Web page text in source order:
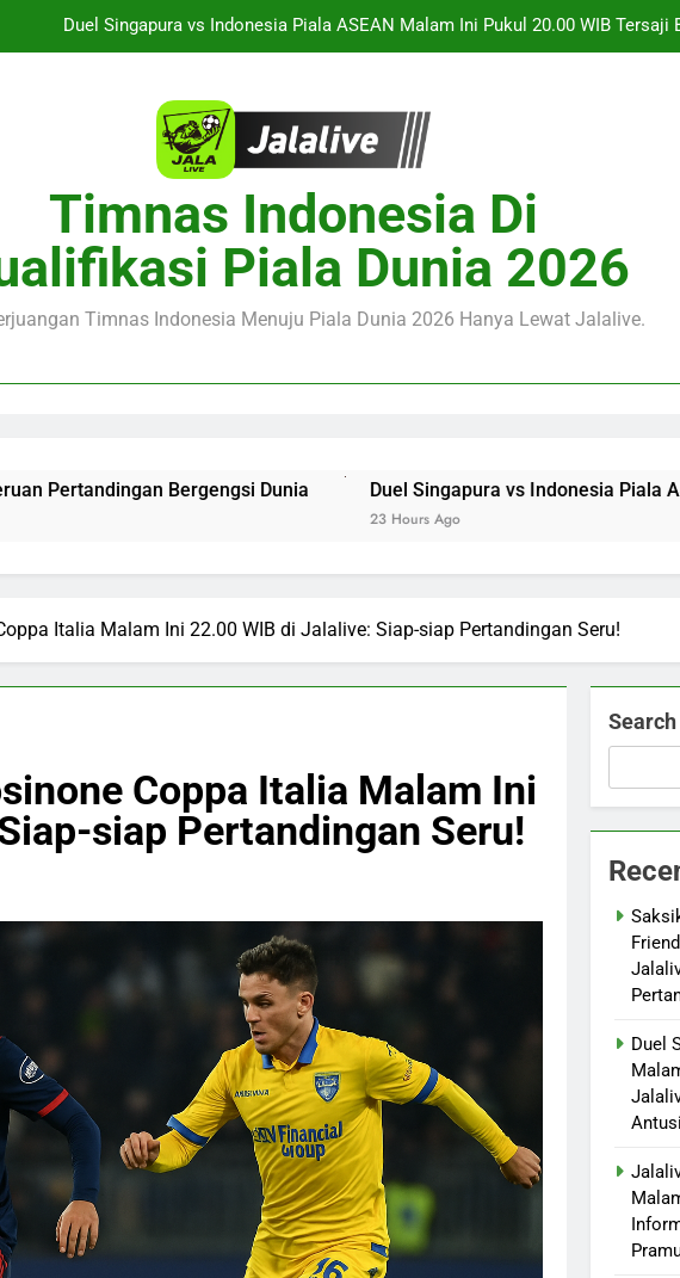
Jalalive Aston Villa vs Bayern Club Friendly Malam Ini Pukul 19.00 WIB Dengan
Saksikan Streaming PSG vs Man United Club Friendly Malam Ini Pukul 22.00
Duel Singapura vs Indonesia Piala ASEAN Malam Ini Pukul 20.00 WIB Tersaji
Jalalive Aston Villa vs Bayern Club Friendly Malam Ini Pukul 19.00 WIB Dengan
Seputar Pertandingan Pramusim
Streaming Monaco vs Getafe Club Friendly Dini Hari Ini Pukul 01.00 WIB di
Dua
Timnas Indonesia Di
Piala Dunia 2026
Timnas Indonesia Menuju Piala Dunia 2026 Hanya Lewat Jalalive.
Dunia Duel Singapura vs Indonesia Piala ASEAN Malam Ini
Italia Malam Ini 22.00 WIB di Jalalive: Siap-siap Pertandingan Seru!
Coppa Italia Malam Ini
siap Pertandingan Seru!
Search
Duel